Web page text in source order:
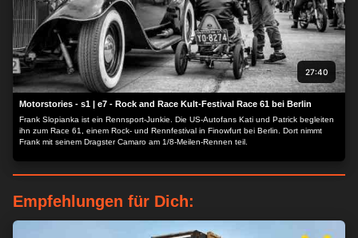
ZUSTIMMEN
27:40
Motorstories - s1 | e7 - Rock and Race Kult-Festival Race 61 bei Berlin
Frank Slopianka ist ein Rennsport-Junkie. Die US-Autofans Kati und Patrick begleiten
ihn zum Race 61, einem Rock- und Rennfestival in Finowfurt bei Berlin. Dort nimmt
Frank mit seinem Dragster Camaro am 1/8-Meilen-Rennen teil.
Empfehlungen für Dich: